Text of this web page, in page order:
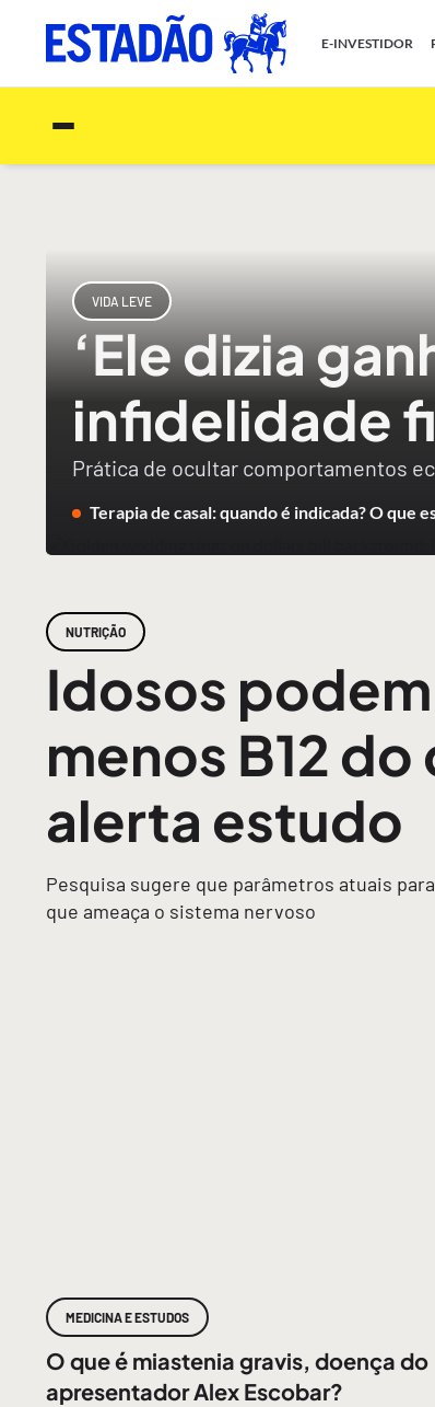
E-INVESTIDOR
VIDA LEVE
‘Ele dizia
infidelidade
Prática de ocultar comportamentos
Terapia de casal: quando é indicada? O que
NUTRIÇÃO
Idosos
menos B12
alerta estudo
Pesquisa sugere que parâmetros atuais
que ameaça o sistema nervoso
MEDICINA E ESTUDOS
O que é miastenia gravis, doença do
apresentador Alex Escobar?